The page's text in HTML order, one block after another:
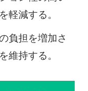
軽減する。
負担を増加さ
維持する。